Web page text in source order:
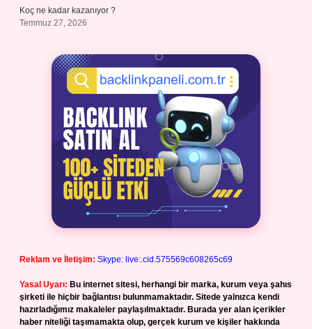
Koç ne kadar kazanıyor ?
Temmuz 27, 2026
Reklam ve İletişim: Skype: live:.cid.575569c608265c69
Yasal Uyarı: Bu internet sitesi, herhangi bir marka, kurum veya şahıs
şirketi ile hiçbir bağlantısı bulunmamaktadır. Sitede yalnızca kendi
hazırladığımız makaleler paylaşılmaktadır. Burada yer alan içerikler
haber niteliği taşımamakta olup, gerçek kurum ve kişiler hakkında